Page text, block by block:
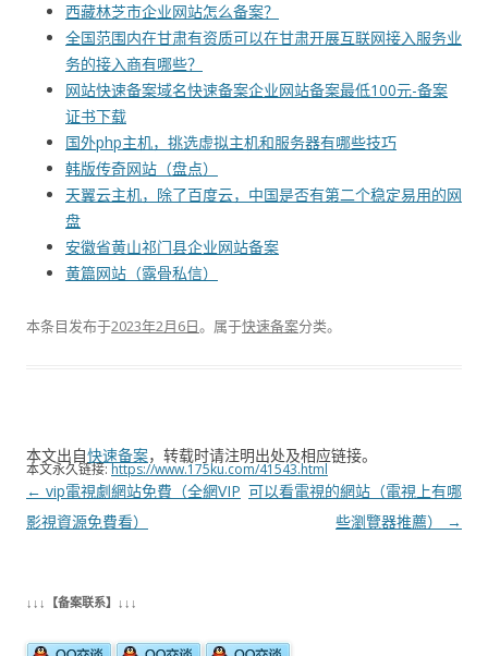
西藏林芝市企业网站怎么备案？
全国范围内在甘肃有资质可以在甘肃开展互联网接入服务业
务的接入商有哪些？
网站快速备案域名快速备案企业网站备案最低100元-备案
证书下载
国外php主机，挑选虚拟主机和服务器有哪些技巧
韩版传奇网站（盘点）
天翼云主机，除了百度云，中国是否有第二个稳定易用的网
盘
安徽省黄山祁门县企业网站备案
黄篇网站（露骨私信）
本条目发布于2023年2月6日。属于快速备案分类。
本文出自快速备案，转载时请注明出处及相应链接。
本文永久链接:https://www.175ku.com/41543.html
文
章
← vip電視劇網站免費（全網VIP
影視資源免費看）
可以看電視的網站（​電視上有哪
些瀏覽器推薦）
→
↓↓↓【备案联系】↓↓↓